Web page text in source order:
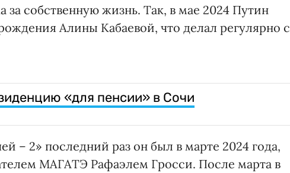
за собственную жизнь. Так, в мае 2024 Путин
Алины Кабаевой, что делал регулярно с
«для пенсии» в Сочи
– 2» последний раз он был в марте 2024 года,
МАГАТЭ Рафаэлем Гросси. После марта в